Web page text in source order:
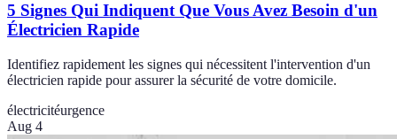
5 Signes Qui Indiquent Que Vous Avez Besoin d'un
Électricien Rapide
Identifiez rapidement les signes qui nécessitent l'intervention d'un
électricien rapide pour assurer la sécurité de votre domicile.
électricitéurgence
Aug 4